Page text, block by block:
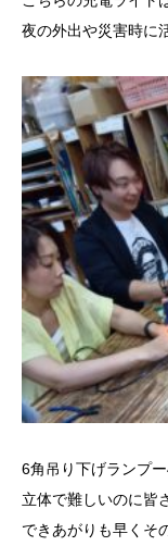
夜の外出や災害時に
6角吊り下げランプ
立体で難しいのに皆
できあがりも早くそ